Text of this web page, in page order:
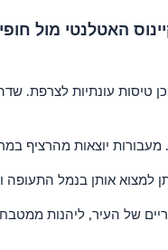
​​האטלנטי מול
והליפקס, קנדה וממנה, וכן
למצוא אותן בנמל
של העיר, ליהנות ממטבח